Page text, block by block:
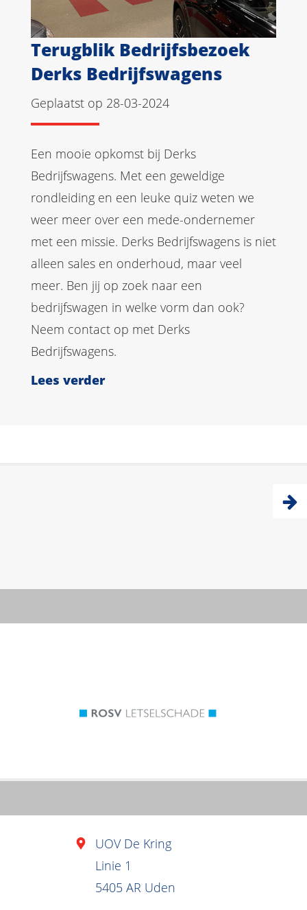
Terugblik Bedrijfsbezoek
Derks Bedrijfswagens
Geplaatst op 28-03-2024
Een mooie opkomst bij Derks
Bedrijfswagens. Met een geweldige
rondleiding en een leuke quiz weten we
weer meer over een mede-ondernemer
met een missie. Derks Bedrijfswagens is niet
alleen sales en onderhoud, maar veel
meer. Ben jij op zoek naar een
bedrijfswagen in welke vorm dan ook?
Neem contact op met Derks
Bedrijfswagens.
Lees verder
UOV De Kring
Linie 1
5405 AR Uden